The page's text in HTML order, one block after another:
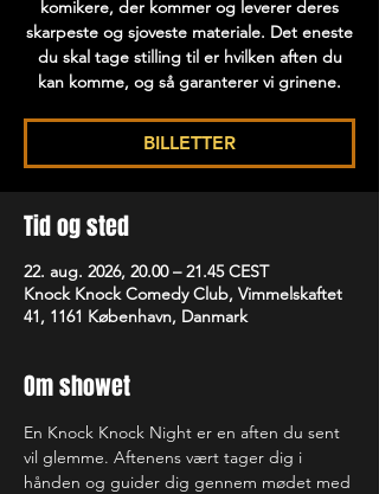
komikere, der kommer og leverer deres
skarpeste og sjoveste materiale. Det eneste
du skal tage stilling til er hvilken aften du
kan komme, og så garanterer vi grinene.
BILLETTER
Tid og sted
22. aug. 2026, 20.00 – 21.45 CEST
Knock Knock Comedy Club, Vimmelskaftet
41, 1161 København, Danmark
Om showet
En Knock Knock Night er en aften du sent
vil glemme. Aftenens vært tager dig i
hånden og guider dig gennem mødet med